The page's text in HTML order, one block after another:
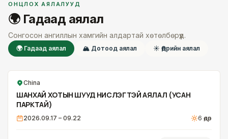
ОНЦЛОХ АЯЛАЛУУД
🌍 Гадаад аялал
Сонгосон ангиллын хамгийн алдартай хөтөлбөрүүд.
🌍 Гадаад аялал 🏔 Дотоод аялал ☀ Өдрийн аялал
China
ШАНХАЙ ХОТЫН ШУУД НИСЛЭГТЭЙ АЯЛАЛ (УСАН
ПАРКТАЙ)
2026.09.17 – 09.22 6 өдөр